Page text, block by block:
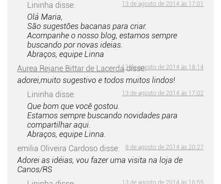
Lininha disse: 13 de agosto de 2014 às 17:01
Olá Maria,
São sugestões bacanas para criar.
Acompanhe o nosso blog, estamos sempre
buscando por novas ideias.
Abraços, equipe Linna
Aurea Rejane Bittar de Lacerda disse:
11 de agosto de 2014 às 18:14
adorei,muito sugestivo e todos muitos lindos!
Lininha disse: 13 de agosto de 2014 às 17:02
Que bom que você gostou.
Estamos sempre buscando novidades para
compartilhar aqui.
Abraços, equipe Linna.
emilia Oliveira Cardoso disse: 8 de agosto de 2014 às 20:27
Adorei as idéias, vou fazer uma visita na loja de
Canos/RS